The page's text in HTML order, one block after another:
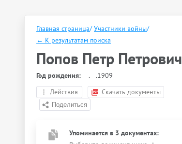
Главная страница/ Участники войны/
← К результатам поиска
Попов Петр Петрович
Год рождения: __.__.1909
Действия
Скачать документы
Упоминается в 3 документах: